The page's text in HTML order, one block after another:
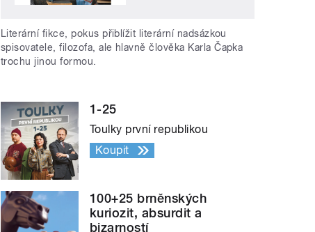
Literární fikce, pokus přiblížit literární nadsázkou
spisovatele, filozofa, ale hlavně člověka Karla Čapka
trochu jinou formou.
1-25
Toulky první republikou
Koupit
100+25 brněnských
kuriozit, absurdit a
bizarností